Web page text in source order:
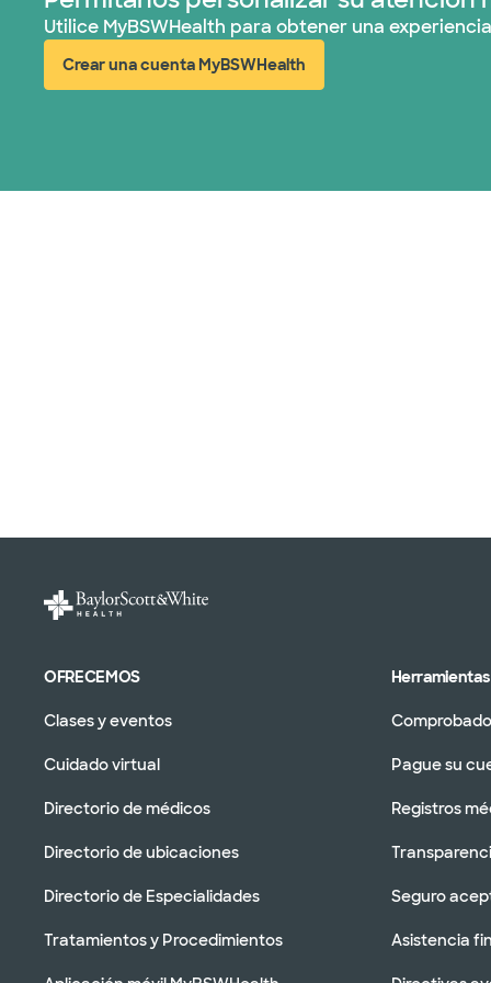
Utilice MyBSWHealth para obtener una
Crear una cuenta MyBSWHealth
(abre en ventana nueva)
OFRECEMOS
Clases y eventos
Cuidado virtual
Directorio de médicos
Directorio de ubicaciones
Directorio de Especialidades
Tratamientos y Procedimientos
Pague su
Registros
Seguro
Asistencia